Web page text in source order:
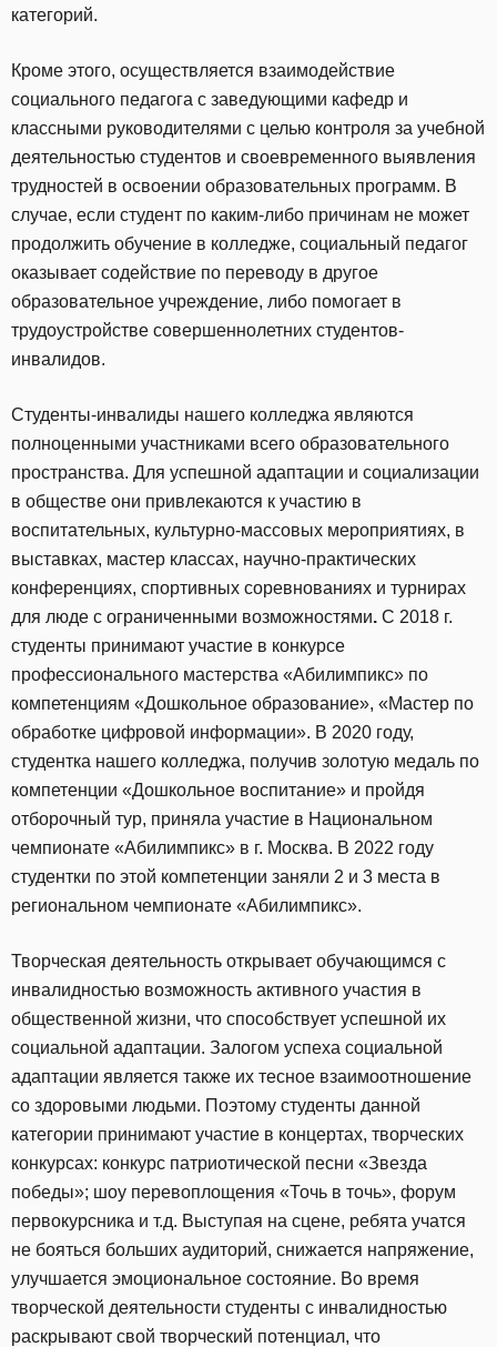
категорий.
Кроме этого, осуществляется взаимодействие
социального педагога с заведующими кафедр и
классными руководителями с целью контроля за учебной
деятельностью студентов и своевременного выявления
трудностей в освоении образовательных программ. В
случае, если студент по каким-либо причинам не может
продолжить обучение в колледже, социальный педагог
оказывает содействие по переводу в другое
образовательное учреждение, либо помогает в
трудоустройстве совершеннолетних студентов-
инвалидов.
Студенты-инвалиды нашего колледжа являются
полноценными участниками всего образовательного
пространства. Для успешной адаптации и социализации
в обществе они привлекаются к участию в
воспитательных, культурно-массовых мероприятиях, в
выставках, мастер классах, научно-практических
конференциях, спортивных соревнованиях и турнирах
для люде с ограниченными возможностями. С 2018 г.
студенты принимают участие в конкурсе
профессионального мастерства «Абилимпикс» по
компетенциям «Дошкольное образование», «Мастер по
обработке цифровой информации». В 2020 году,
студентка нашего колледжа, получив золотую медаль по
компетенции «Дошкольное воспитание» и пройдя
отборочный тур, приняла участие в Национальном
чемпионате «Абилимпикс» в г. Москва. В 2022 году
студентки по этой компетенции заняли 2 и 3 места в
региональном чемпионате «Абилимпикс».
Творческая деятельность открывает обучающимся с
инвалидностью возможность активного участия в
общественной жизни, что способствует успешной их
социальной адаптации. Залогом успеха социальной
адаптации является также их тесное взаимоотношение
со здоровыми людьми. Поэтому студенты данной
категории принимают участие в концертах, творческих
конкурсах: конкурс патриотической песни «Звезда
победы»; шоу перевоплощения «Точь в точь», форум
первокурсника и т.д. Выступая на сцене, ребята учатся
не бояться больших аудиторий, снижается напряжение,
улучшается эмоциональное состояние. Во время
творческой деятельности студенты с инвалидностью
раскрывают свой творческий потенциал, что